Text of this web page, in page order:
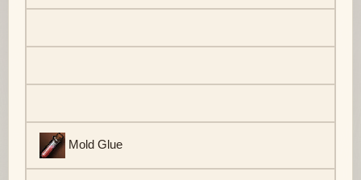
Mold Glue